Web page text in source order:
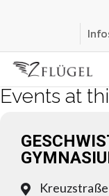
content
Events at